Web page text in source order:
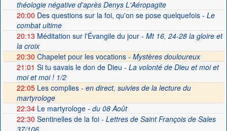
théologie négative d'après Denys L'Aéropagite
20:00 Des questions sur la foi, qu'on se pose quelquefois- Le
combat ultime
20:13 Méditation sur l'Évangile du jour- Mt 16, 24-28 la gloire et
la croix
20:30 Chapelet pour les vocations - Mystères douloureux
21:01 Si tu savais le don de Dieu - La volonté de Dieu et moi et
moi et moi ! 1/2
22:05Les complies - en direct, suivies de la lecture du
martyrologe
22:34Le martyrologe- du 08 Août
22:30 Sentinelles de la foi- Lettres de Saint François de Sales
37/106